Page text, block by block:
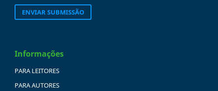
ENVIAR SUBMISSÃO
Informações
PARA LEITORES
PARA AUTORES